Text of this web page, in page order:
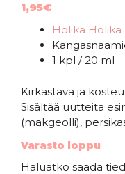
1,95€
Holika Holika
1 kpl / 20 ml
Kirkastava ja
Sisältää uutteita
(makgeolli),
Varasto loppu
Haluatko saada